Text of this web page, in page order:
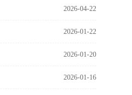
2026-04-22
2026-01-22
2026-01-20
2026-01-16